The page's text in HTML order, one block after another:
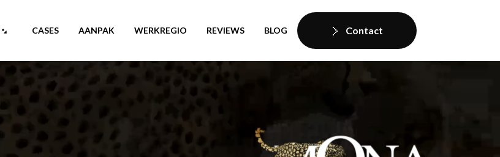
CASES AANPAK WERKREGIO REVIEWS BLOG Contact